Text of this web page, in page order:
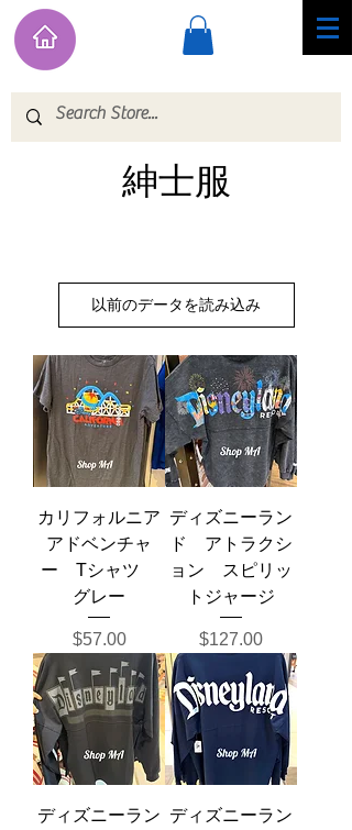
紳士服
以前のデータを読み込み
カリフォルニア
アドベンチャ
ー Tシャツ
グレー
価格
$57.00
ディズニーラン
ド アトラクシ
ョン スピリッ
トジャージ
価格
$127.00
ディズニーラン ディズニーラン